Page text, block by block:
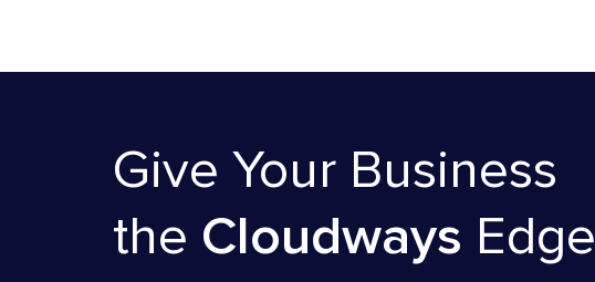
Give Your Business
the Cloudways Edge